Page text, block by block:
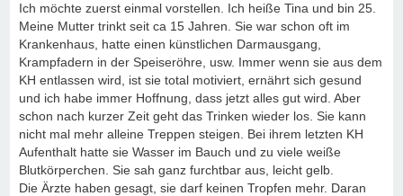
Ich möchte zuerst einmal vorstellen. Ich heiße Tina und bin 25.
Meine Mutter trinkt seit ca 15 Jahren. Sie war schon oft im
Krankenhaus, hatte einen künstlichen Darmausgang,
Krampfadern in der Speiseröhre, usw. Immer wenn sie aus dem
KH entlassen wird, ist sie total motiviert, ernährt sich gesund
und ich habe immer Hoffnung, dass jetzt alles gut wird. Aber
schon nach kurzer Zeit geht das Trinken wieder los. Sie kann
nicht mal mehr alleine Treppen steigen. Bei ihrem letzten KH
Aufenthalt hatte sie Wasser im Bauch und zu viele weiße
Blutkörperchen. Sie sah ganz furchtbar aus, leicht gelb.
Die Ärzte haben gesagt, sie darf keinen Tropfen mehr. Daran